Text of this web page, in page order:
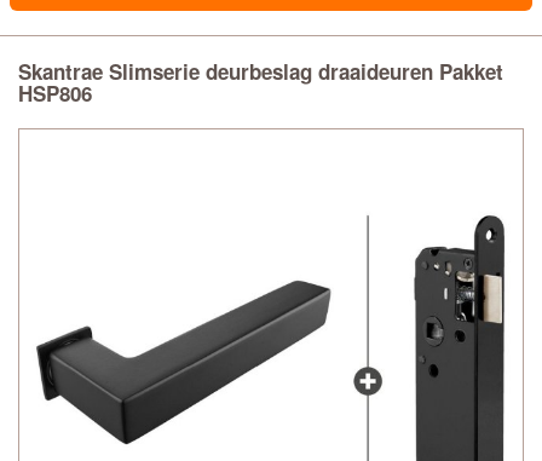
Skantrae Slimserie deurbeslag draaideuren Pakket
HSP806